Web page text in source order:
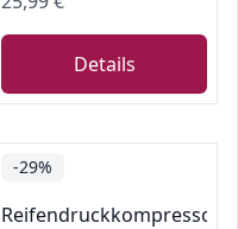
Details
-29%